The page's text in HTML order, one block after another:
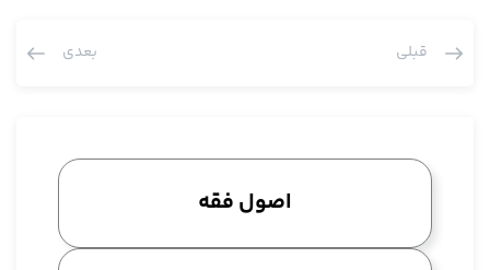
قبلی بعدی
اصول فقه